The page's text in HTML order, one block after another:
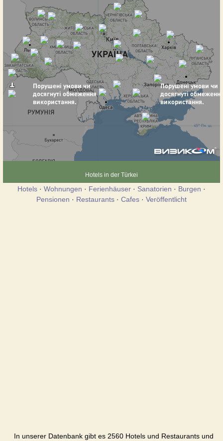
Hotels in der Türkei
Hotels · Wohnungen · Ferienhäuser · Sanatorien · Burgen ·
Pensionen · Restaurants · Cafes · Veröffentlicht
In unserer Datenbank gibt es 2560 Hotels und Restaurants und